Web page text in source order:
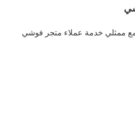
ممثلي خدمة عملاء متجر فوشي